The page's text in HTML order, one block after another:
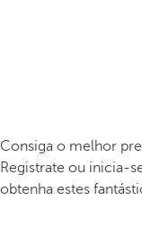
Consiga o melhor
Registrate ou inicia-
obtenha estes